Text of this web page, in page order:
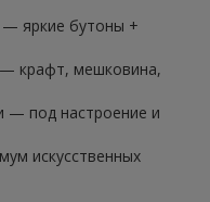
— яркие бутоны +
— крафт, мешковина,
— под настроение и
искусственных